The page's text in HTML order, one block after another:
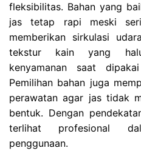
fleksibilitas. Bahan yang
jas tetap rapi meski
memberikan sirkulasi
tekstur kain yang
kenyamanan saat
Pemilihan bahan juga
perawatan agar jas tidak
bentuk. Dengan
terlihat profesional
penggunaan.